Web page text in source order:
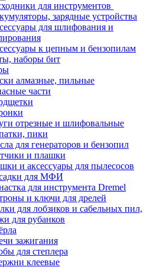
для инструментов
зарядные устройства
для шлифования и
к цепным и бензопилам
наборы бит
алмазные, пильные
части
отрезные и шлифовальные
пики
для генераторов и бензопил
и плашки
и аксессуары для пылесосов
для МФИ
для инструмента Dremel
и ключи для дрелей
для лобзиков и сабельных пил,
для рубанков
зажигания
для степлера
клеевые